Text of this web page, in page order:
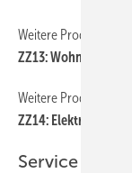
Weitere Produkt-
ZZ13:
Weitere Produkt-
ZZ14: Elektrotechnik
Service